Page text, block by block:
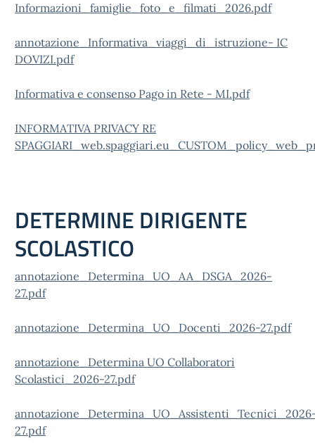
Informazioni_famiglie_foto_e_filmati_2026.pdf
annotazione_Informativa_viaggi_di_istruzione- IC
DOVIZI.pdf
Informativa e consenso Pago in Rete - MI.pdf
INFORMATIVA PRIVACY RE
DETERMINE DIRIGENTE
SCOLASTICO
annotazione_Determina_UO_AA_DSGA_2026-
27.pdf
annotazione_Determina_UO_Docenti_2026-27.pdf
annotazione_Determina UO Collaboratori
Scolastici_2026-27.pdf
27.pdf